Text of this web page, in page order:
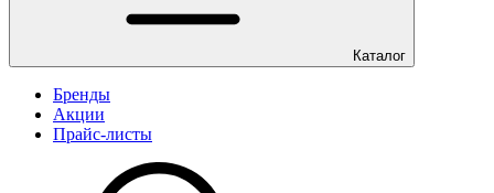
Каталог
Бренды
Акции
Прайс-листы